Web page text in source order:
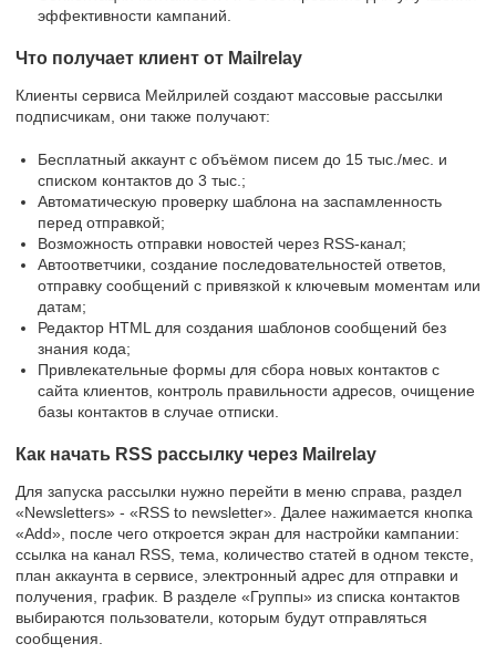
эффективности кампаний.
Что получает клиент от Mailrelay
Клиенты сервиса Мейлрилей создают массовые рассылки
подписчикам, они также получают:
Бесплатный аккаунт с объёмом писем до 15 тыс./мес. и
списком контактов до 3 тыс.;
Автоматическую проверку шаблона на заспамленность
перед отправкой;
Возможность отправки новостей через RSS-канал;
Автоответчики, создание последовательностей ответов,
отправку сообщений с привязкой к ключевым моментам или
датам;
Редактор HTML для создания шаблонов сообщений без
знания кода;
Привлекательные формы для сбора новых контактов с
сайта клиентов, контроль правильности адресов, очищение
базы контактов в случае отписки.
Как начать RSS рассылку через Mailrelay
Для запуска рассылки нужно перейти в меню справа, раздел
«Newsletters» - «RSS to newsletter». Далее нажимается кнопка
«Add», после чего откроется экран для настройки кампании:
ссылка на канал RSS, тема, количество статей в одном тексте,
план аккаунта в сервисе, электронный адрес для отправки и
получения, график. В разделе «Группы» из списка контактов
выбираются пользователи, которым будут отправляться
сообщения.